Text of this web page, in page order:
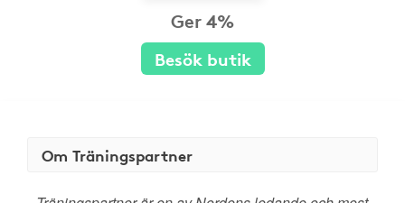
Ger 4%
Besök butik
Om Träningspartner